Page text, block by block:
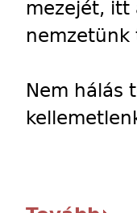
mezejét, itt
nemzetünk
Nem hálás